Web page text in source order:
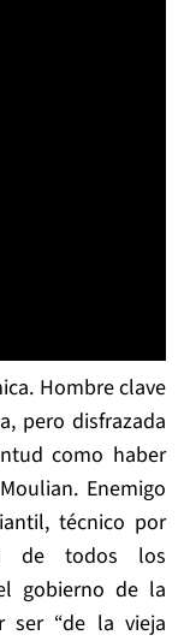
Hombre clave
pero disfrazada
como haber
Enemigo
técnico por
de todos los
gobierno de la
ser “de la vieja